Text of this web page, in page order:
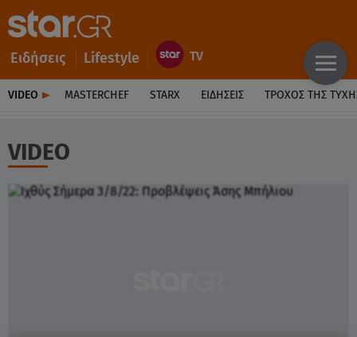
Ειδήσεις Lifestyle
VIDEO MASTERCHEF STARX ΕΙΔΉΣΕΙΣ ΤΡΟΧΌΣ ΤΗΣ
VIDEO